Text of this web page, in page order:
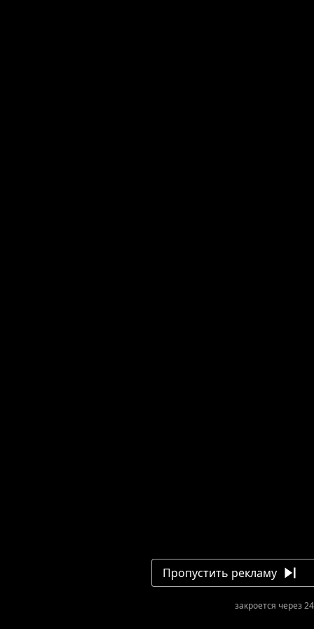
Пропустить рекламу
закроется через 24